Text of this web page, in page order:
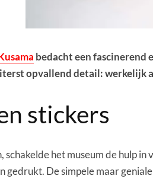
bedacht een
opvallend detail:
stickers
het museum de hulp
gedrukt. De simpele maar